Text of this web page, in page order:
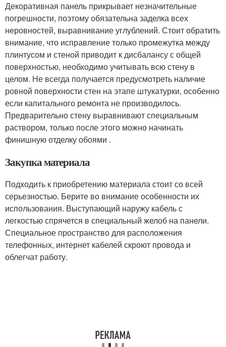
Декоративная панель прикрывает незначительные
погрешности, поэтому обязательна заделка всех
неровностей, выравнивание углублений. Стоит обратить
внимание, что исправление только промежутка между
плинтусом и стеной приводит к дисбалансу с общей
поверхностью, необходимо учитывать всю стену в
целом. Не всегда получается предусмотреть наличие
ровной поверхности стен на этапе штукатурки, особенно
если капитального ремонта не производилось.
Предварительно стену выравнивают специальным
раствором, только после этого можно начинать
финишную отделку обоями .
Закупка материала
Подходить к приобретению материала стоит со всей
серьезностью. Берите во внимание особенности их
использования. Выступающий наружу кабель с
легкостью спрячется в специальный желоб на панели.
Специальное пространство для расположения
телефонных, интернет кабелей скроют провода и
облегчат работу.